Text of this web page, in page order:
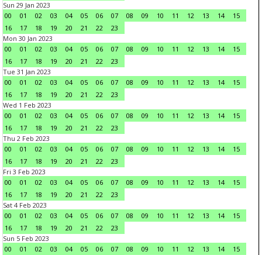
Sun 29 Jan 2023
00
01 02 03 04 05 06 07 08 09 10 11 12 13 14
15
16
17 18 19 20 21 22
23
Mon 30 Jan 2023
00
01 02 03 04 05 06 07 08 09 10 11 12 13 14
15
16
17 18 19 20 21 22
23
Tue 31 Jan 2023
00
01 02 03 04 05 06 07 08 09 10 11 12 13 14
15
16
17 18 19 20 21 22
23
Wed 1 Feb 2023
00
01 02 03 04 05 06 07 08 09 10 11 12 13 14
15
16
17 18 19 20 21 22
23
Thu 2 Feb 2023
00
01 02 03 04 05 06 07 08 09 10 11 12 13 14
15
16
17 18 19 20 21 22
23
Fri 3 Feb 2023
00
01 02 03 04 05 06 07 08 09 10 11 12 13 14
15
16
17 18 19 20 21 22
23
Sat 4 Feb 2023
00
01 02 03 04 05 06 07 08 09 10 11 12 13 14
15
16
17 18 19 20 21 22
23
Sun 5 Feb 2023
00
01 02 03 04 05 06 07 08 09 10 11 12 13 14
15